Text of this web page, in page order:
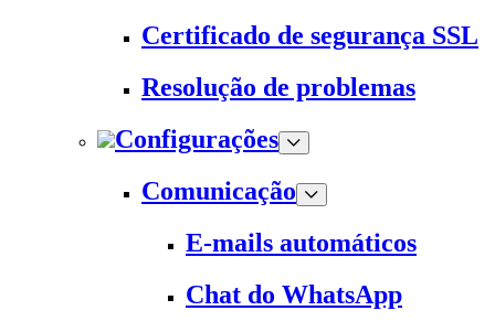
Certificado de segurança SSL
Resolução de problemas
Configurações
Comunicação
E-mails automáticos
Chat do WhatsApp